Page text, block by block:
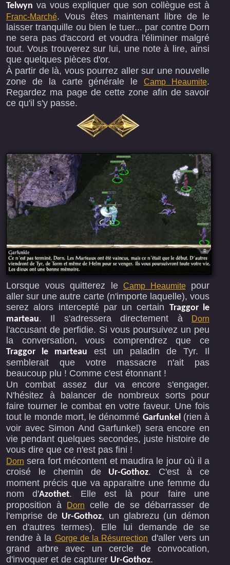
Telwyn va vous expliquer que son collègue est à
Franc-Marché. Vous êtes maintenant libre de le
laisser tranquille ou bien le tuer... par contre Dorn
ne sera pas d'accord et voudra l'éliminer malgré
tout. Vous trouverez sur lui, une note à lire, ainsi
que quelques pièces d'or.
À partir de là, vous pourrez aller sur une nouvelle
zone de la carte générale leCamp Heaumite.
Regardez ma page de cette zone afin de savoir
ce qu'il s'y passe.
Lorsque vous quitterez le Camp Heaumitepour
aller sur une autre carte (n'importe laquelle), vous
serez alors intercepté par un certain
Traggor le
marteau. Il s'adressera directement à Dorn
l'accusant de perfidie. Si vous poursuivez un peu
la conversation, vous comprendrez que ce
Traggor le marteau
est un paladin de Tyr. Il
semblerait que votre massacre n'ait pas
beaucoup plu ! Comme c'est étonnant !
Un combat assez dur va encore s'engager.
N'hésitez à balancer de nombreux sorts pour
faire tourner le combat en votre faveur. Une fois
tout le monde mort, le dénommé Garfunkel (rien à
voir avec Simon And Garfunkel) sera encore en
vie pendant quelques secondes, juste histoire de
vous dire que ce n'est pas fini !
Dorn sera fort mécontent et maudira le jour où il a
croisé le chemin de
Ur-Gothoz. C'est à ce
moment précis que va apparaitre une femme du
nom d'Azothet. Elle est là pour faire une
proposition à
Dorn
celle de se débarrasser de
l'emprise de Ur-Gothoz, un glabrezu (un démon
en d'autres termes). Elle lui demande de se
rendre à la Gorge de la Résurrection d'aller vers un
grand arbre avec un cercle de convocation,
d'invoquer et de capturer Ur-Gothoz.